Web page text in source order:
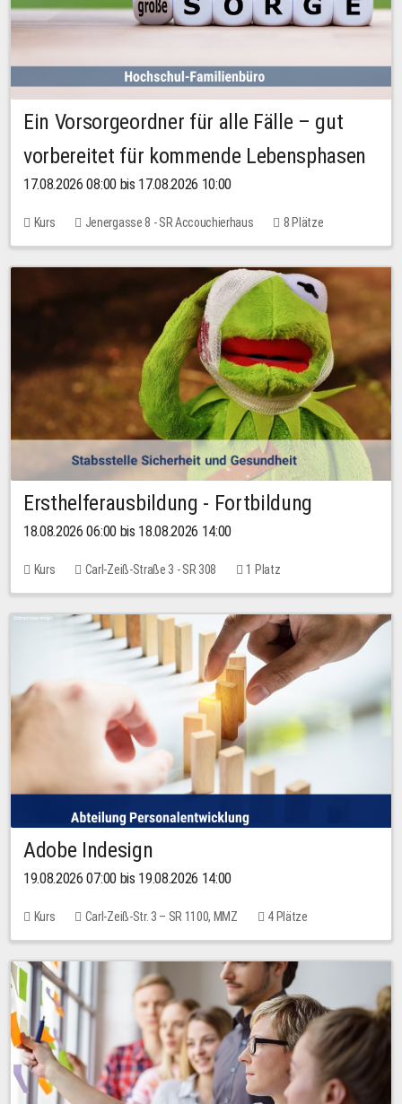
Ein Vorsorgeordner für alle Fälle – gut
vorbereitet für kommende Lebensphasen
17.08.2026 08:00 bis 17.08.2026 10:00
Kurs Jenergasse 8 - SR Accouchierhaus 8 Plätze
Ersthelferausbildung - Fortbildung
18.08.2026 06:00 bis 18.08.2026 14:00
Kurs Carl-Zeiß-Straße 3 - SR 308 1 Platz
Adobe Indesign
19.08.2026 07:00 bis 19.08.2026 14:00
Kurs Carl-Zeiß-Str. 3 – SR 1100, MMZ 4 Plätze